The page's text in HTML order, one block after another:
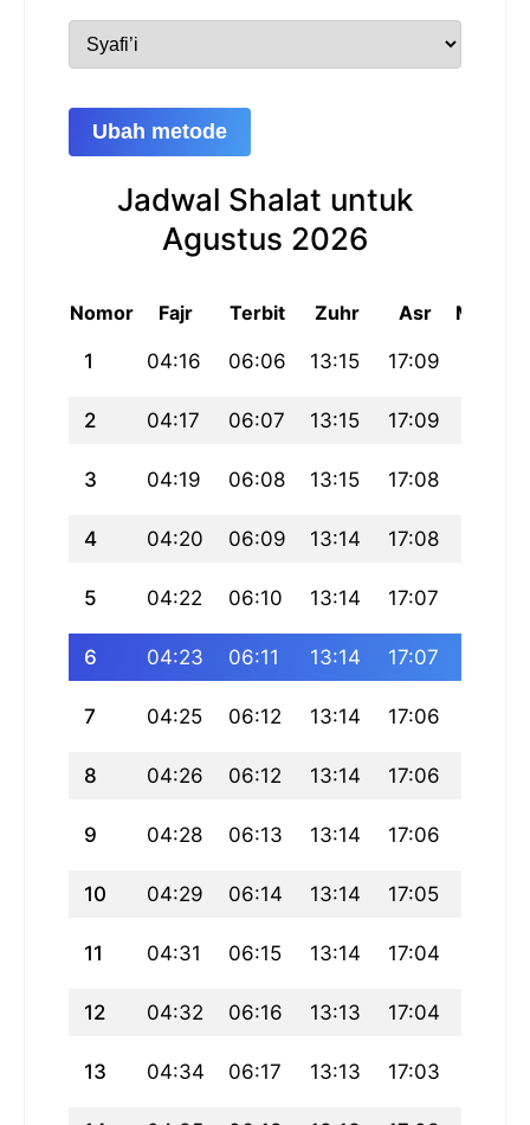
Ubah metode
Jadwal Shalat untuk
Agustus 2026
Nomor Fajr Terbit Zuhr Asr
1 04:16 06:06 13:15 17:09
2 04:17 06:07 13:15 17:09
3 04:19 06:08 13:15 17:08
4 04:20 06:09 13:14 17:08
5 04:22 06:10 13:14 17:07
6 04:23 06:11 13:14 17:07
7 04:25 06:12 13:14 17:06
8 04:26 06:12 13:14 17:06
9 04:28 06:13 13:14 17:06
10 04:29 06:14 13:14 17:05
11 04:31 06:15 13:14 17:04
12 04:32 06:16 13:13 17:04
13 04:34 06:17 13:13 17:03